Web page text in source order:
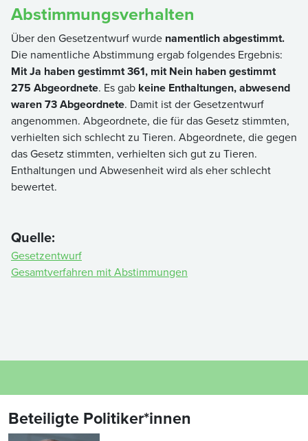
Abstimmungsverhalten
Über den Gesetzentwurf wurde namentlich abgestimmt.
Die namentliche Abstimmung ergab folgendes Ergebnis:
Mit Ja haben gestimmt 361, mit Nein haben gestimmt
275 Abgeordnete. Es gab keine Enthaltungen,abwesend
waren 73 Abgeordnete. Damit ist der Gesetzentwurf
angenommen. Abgeordnete, die für das Gesetz stimmten,
verhielten sich schlecht zu Tieren. Abgeordnete, die gegen
das Gesetz stimmten, verhielten sich gut zu Tieren.
Enthaltungen und Abwesenheit wird als eher schlecht
bewertet.
Quelle:
Gesetzentwurf
Gesamtverfahren mit Abstimmungen
Beteiligte Politiker*innen